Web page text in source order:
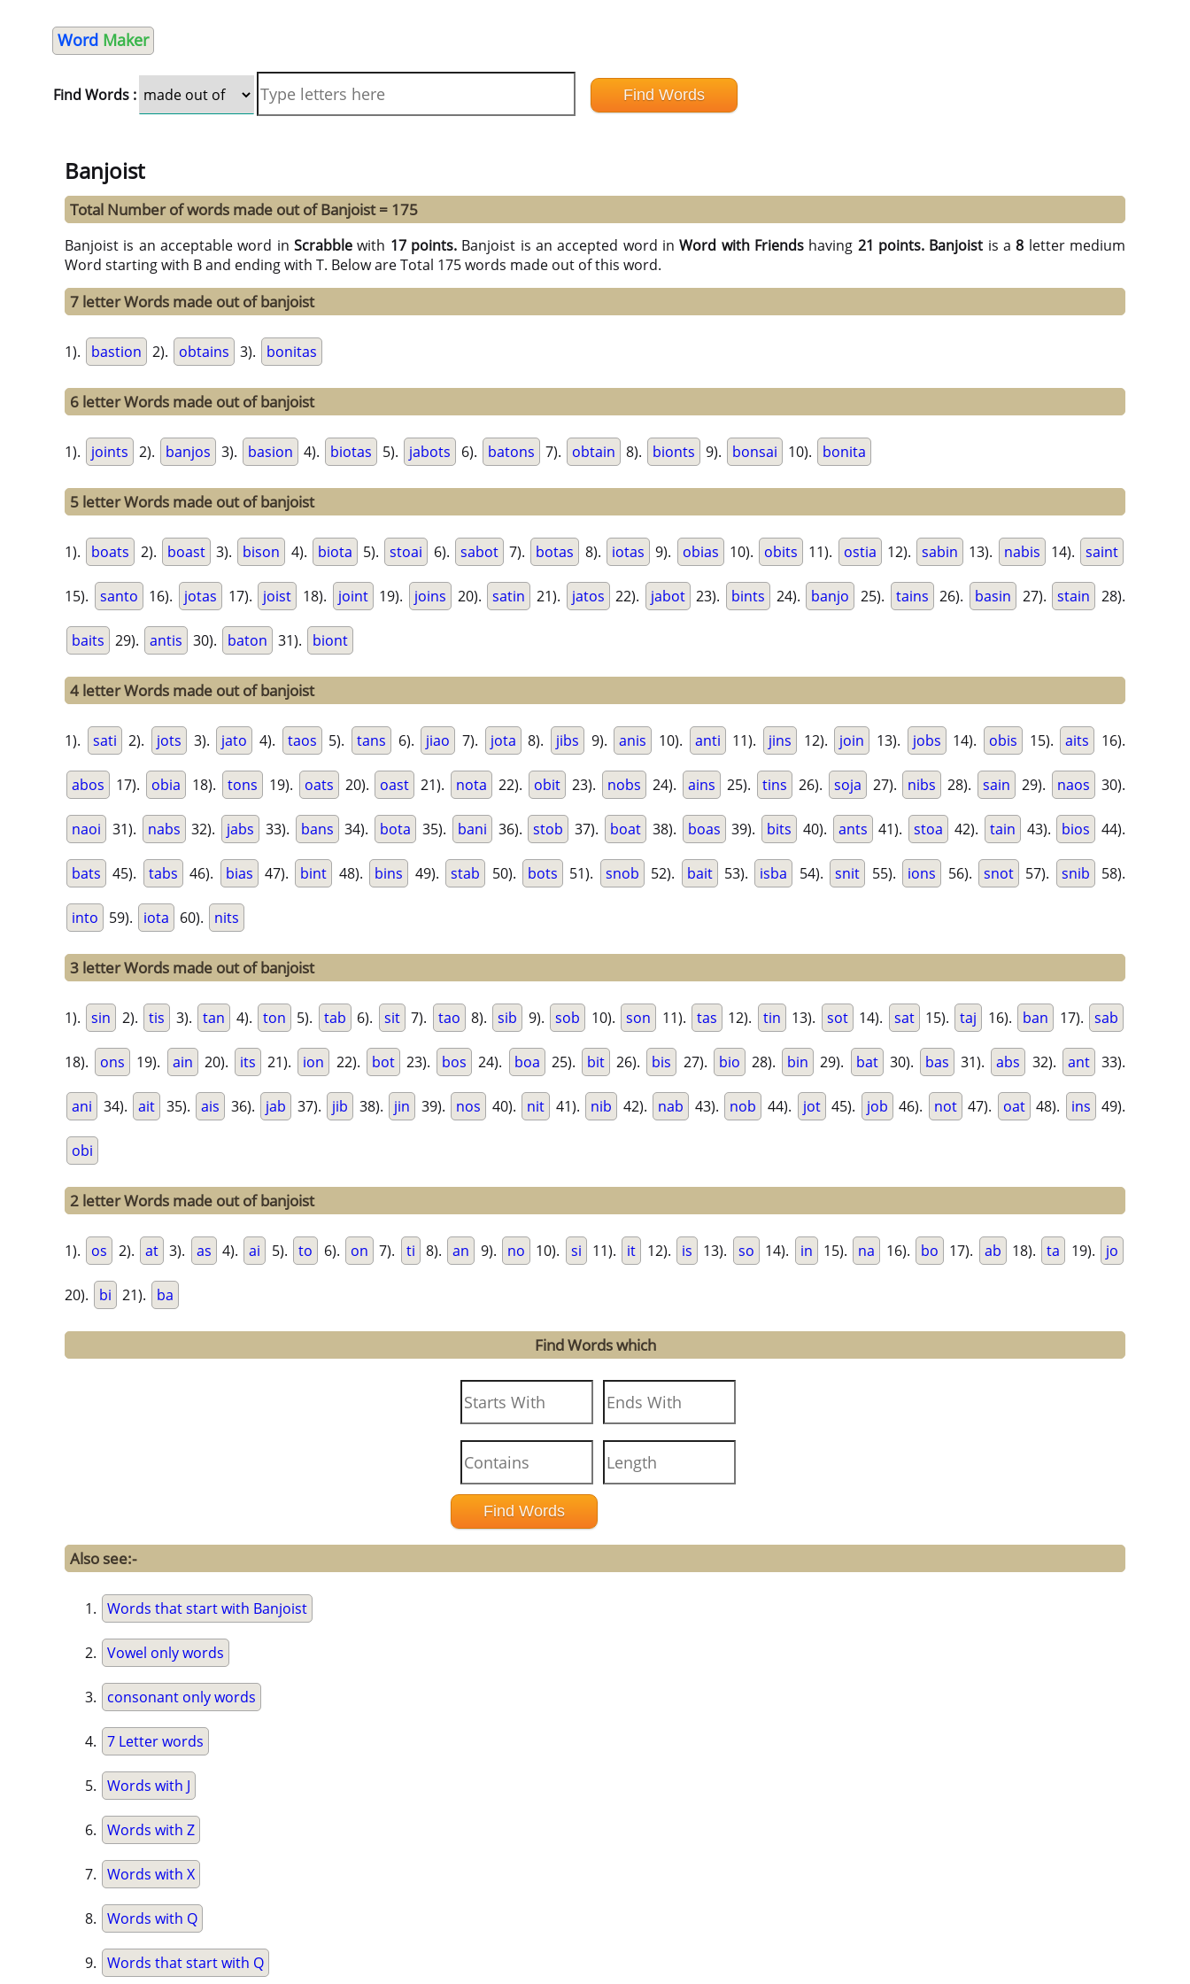
Word Maker
Find Words :
Banjoist
Total Number of words made out of Banjoist = 175
Banjoist is an acceptable word in Scrabble with 17 points. Banjoist is an accepted word inWord with Friends having 21 points. Banjoist is a8 letter medium
Word starting with B and ending with T. Below are Total 175 words made out of this word.
7 letter Words made out of banjoist
1). bastion 2). obtains 3). bonitas
6 letter Words made out of banjoist
1). joints 2). banjos 3). basion 4). biotas 5). jabots 6). batons 7). obtain 8). bionts 9). bonsai 10). bonita
5 letter Words made out of banjoist
1). boats 2). boast 3). bison 4). biota 5). stoai 6). sabot 7). botas 8). iotas 9). obias 10). obits 11). ostia 12). sabin 13). nabis 14). saint
15). santo 16). jotas 17). joist 18). joint 19). joins 20). satin 21). jatos 22). jabot 23). bints 24). banjo 25). tains 26). basin 27). stain 28).
baits 29). antis 30). baton 31). biont
4 letter Words made out of banjoist
1). sati 2). jots 3). jato 4). taos 5). tans 6). jiao 7). jota 8). jibs 9). anis 10). anti 11). jins 12). join 13). jobs 14). obis 15). aits 16).
abos 17). obia 18). tons 19). oats 20). oast 21). nota 22). obit 23). nobs 24). ains 25). tins 26). soja 27). nibs 28). sain 29). naos 30).
naoi 31). nabs 32). jabs 33). bans 34). bota 35). bani 36). stob 37). boat 38). boas 39). bits 40). ants 41). stoa 42). tain 43). bios 44).
bats 45). tabs 46). bias 47). bint 48). bins 49). stab 50). bots 51). snob 52). bait 53). isba 54). snit 55). ions 56). snot 57). snib 58).
into 59). iota 60). nits
3 letter Words made out of banjoist
1). sin 2). tis 3). tan 4). ton 5). tab 6). sit 7). tao 8). sib 9). sob 10). son 11). tas 12). tin 13). sot 14). sat 15). taj 16). ban 17). sab
18). ons 19). ain 20). its 21). ion 22). bot 23). bos 24). boa 25). bit 26). bis 27). bio 28). bin 29). bat 30). bas 31). abs 32). ant 33).
ani 34). ait 35). ais 36). jab 37). jib 38). jin 39). nos 40). nit 41). nib 42). nab 43). nob 44). jot 45). job 46). not 47). oat 48). ins 49).
obi
2 letter Words made out of banjoist
1). os 2). at 3). as 4). ai 5). to 6). on 7). ti 8). an 9). no 10). si 11). it 12). is 13). so 14). in 15). na 16). bo 17). ab 18). ta 19). jo
20). bi 21). ba
Find Words which
Also see:-
Words that start with Banjoist
Vowel only words
consonant only words
7 Letter words
Words with J
Words with Z
Words with X
Words with Q
Words that start with Q